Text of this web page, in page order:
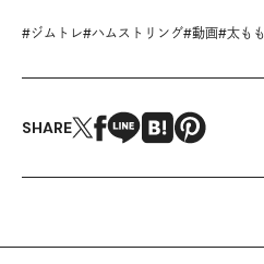
#ジムトレ#ハムストリング#動画#太もも
SHARE